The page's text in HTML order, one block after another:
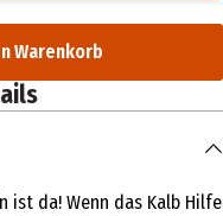
Warenkorb
ist da! Wenn das Kalb Hilfe